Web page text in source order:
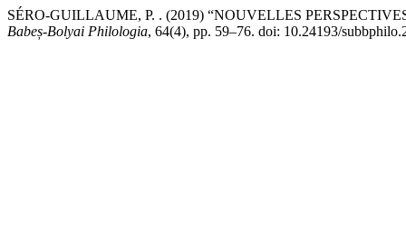
SÉRO-GUILLAUME, P. . (2019) “NOUVELLES
Babeș-Bolyai Philologia, 64(4), pp. 59–76. doi: 10.24193/